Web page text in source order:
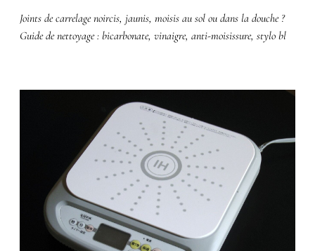
Joints de carrelage noircis, jaunis, moisis au sol ou dans la douche ?
Guide de nettoyage : bicarbonate, vinaigre, anti-moisissure, stylo bl